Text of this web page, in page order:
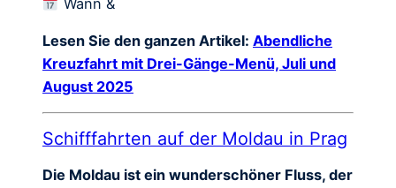
Lesen Sie den ganzen Artikel: Abendliche
Kreuzfahrt mit Drei-Gänge-Menü, Juli und
August 2025
Schifffahrten auf der Moldau in Prag
Die Moldau ist ein wunderschöner Fluss, der